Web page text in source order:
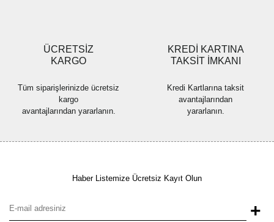
ÜCRETSİZ
KARGO
Tüm siparişlerinizde ücretsiz
kargo
avantajlarından yararlanın.
KREDİ KARTINA
TAKSİT İMKANI
Kredi Kartlarına taksit
avantajlarından
yararlanın.
Haber Listemize Ücretsiz Kayıt Olun
+